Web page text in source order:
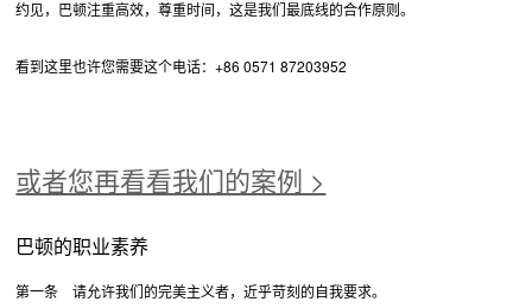
约见，巴顿注重高效，尊重时间，这是我们最底线的合作原则。
看到这里也许您需要这个电话：+86 0571 87203952
或者您再看看我们的案例 >
巴顿的职业素养
第一条 请允许我们的完美主义者，近乎苛刻的自我要求。